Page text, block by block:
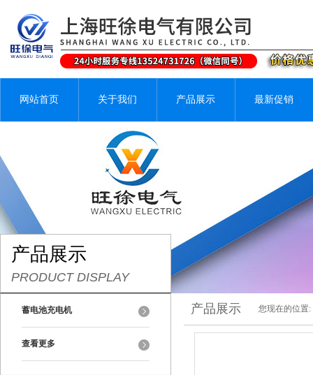
网站首页 关于我们 产品展示 最新促销
产品展示
PRODUCT DISPLAY
蓄电池充电机
查看更多
产品展示 您现在的位置: